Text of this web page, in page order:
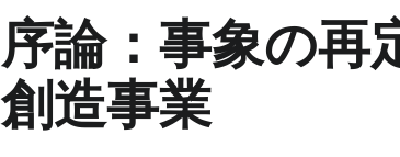
序論：事象の再
創造事業